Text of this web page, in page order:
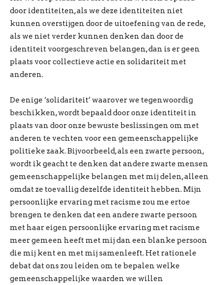
door identiteiten, als we deze identiteiten niet
kunnen overstijgen door de uitoefening van de rede,
als we niet verder kunnen denken dan door de
identiteit voorgeschreven belangen, dan is er geen
plaats voor collectieve actie en solidariteit met
anderen.
De enige ‘solidariteit’ waarover we tegenwoordig
beschikken, wordt bepaald door onze identiteit in
plaats van door onze bewuste beslissingen om met
anderen te vechten voor een gemeenschappelijke
politieke zaak. Bijvoorbeeld, als een zwarte persoon,
wordt ik geacht te denken dat andere zwarte mensen
gemeenschappelijke belangen met mij delen, alleen
omdat ze toevallig dezelfde identiteit hebben. Mijn
persoonlijke ervaring met racisme zou me ertoe
brengen te denken dat een andere zwarte persoon
met haar eigen persoonlijke ervaring met racisme
meer gemeen heeft met mij dan een blanke persoon
die mij kent en met mij samenleeft. Het rationele
debat dat ons zou leiden om te bepalen welke
gemeenschappelijke waarden we willen